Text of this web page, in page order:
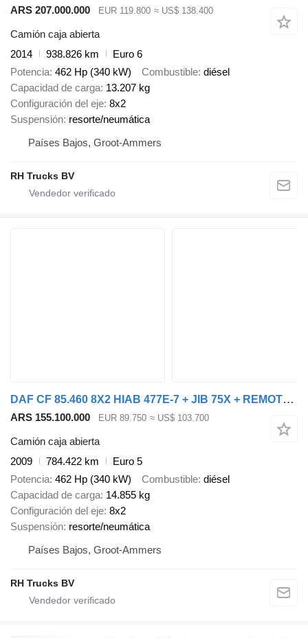
ARS 207.000.000 EUR 119.800 ≈ US$ 138.400
Camión caja abierta
2014
938.826 km
Euro 6
Potencia 462 Hp (340 kW) Combustible diésel
Capacidad de carga 13.207 kg
Configuración del eje 8x2
Suspensión resorte/neumática
Países Bajos, Groot-Ammers
RH Trucks BV
DAF CF 85.460 8X2 HIAB 477E-7 + JIB 75X + REMOTE CONTROL
ARS 155.100.000 EUR 89.750 ≈ US$ 103.700
Camión caja abierta
2009
784.422 km
Euro 5
Potencia 462 Hp (340 kW) Combustible diésel
Capacidad de carga 14.855 kg
Configuración del eje 8x2
Suspensión resorte/neumática
Países Bajos, Groot-Ammers
RH Trucks BV